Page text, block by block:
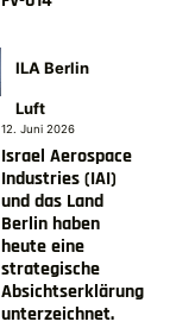
ILA Berlin
Luft
12. Juni 2026
Israel Aerospace
Industries (IAI)
und das Land
Berlin haben
heute eine
strategische
Absichtserklärung
unterzeichnet.